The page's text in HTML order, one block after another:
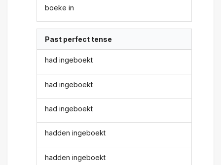
boeke in
Past perfect tense
had ingeboekt
had ingeboekt
had ingeboekt
hadden ingeboekt
hadden ingeboekt